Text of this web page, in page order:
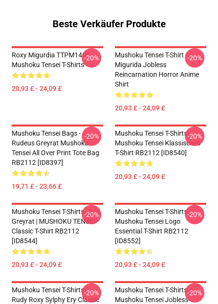
Beste Verkäufer Produkte
Roxy Migurdia TTPM1401
Mushoku Tensei T-Shirts
20,93 £ - 24,09 £
-20%
Mushoku Tensei T-Shirt -
Migurida Jobless
Reincarnation Horror Anime
Shirt
20,93 £ - 24,09 £
-20%
Mushoku Tensei Bags -
Rudeus Greyrat Mushoku
Tensei All Over Print Tote Bag
RB2112 [ID8397]
19,71 £ - 23,66 £
-20%
Mushoku Tensei T-Shirts -
Mushoku Tensei Klassisches
T-Shirt RB2112 [ID8540]
20,93 £ - 24,09 £
-20%
Mushoku Tensei T-Shirts - Eris
Greyrat | MUSHOKU TENSEI
Classic T-Shirt RB2112
[ID8544]
20,93 £ - 24,09 £
-20%
Mushoku Tensei T-Shirts -
Mushoku Tensei Logo
Essential T-Shirt RB2112
[ID8552]
20,93 £ - 24,09 £
-20%
Mushoku Tensei T-Shirts -
Rudy Roxy Sylphy Ery Classic
-20%
Mushoku Tensei T-Shirts -
Mushoku Tensei Jobless
-20%